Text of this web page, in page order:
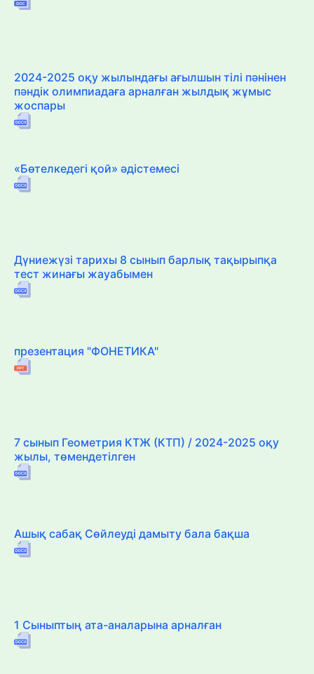
2024-2025 оқу жылындағы ағылшын тілі пәнінен
пәндік олимпиадаға арналған жылдық жұмыс
жоспары
«Бөтелкедегі қой» әдістемесі
Дүниежүзі тарихы 8 сынып барлық тақырыпқа
тест жинағы жауабымен
презентация "ФОНЕТИКА"
7 сынып Геометрия КТЖ (КТП) / 2024-2025 оқу
жылы, төмендетілген
Ашық сабақ Сөйлеуді дамыту бала бақша
1 Сыныптың ата-аналарына арналған